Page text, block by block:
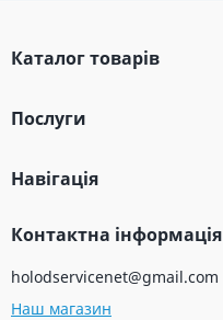
Каталог товарів
Послуги
Навігація
Контактна інформація
holodservicenet@gmail.com
Наш магазин